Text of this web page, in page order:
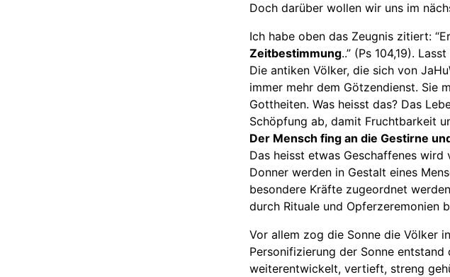
Doch darüber wollen wir uns im
Ich habe oben das Zeugnis zitiert:
Zeitbestimmung..” (Ps 104,19).
Die antiken Völker, die sich von
immer mehr dem Götzendienst. Sie
Gottheiten. Was heisst das? Das
Schöpfung ab, damit Fruchtbarkeit
Der Mensch fing an die Gestirne
Das heisst etwas Geschaffenes
Donner werden in Gestalt eines
besondere Kräfte zugeordnet
durch Rituale und Opferzeremonien
Vor allem zog die Sonne die Völker
Personifizierung der Sonne
weiterentwickelt, vertieft, streng